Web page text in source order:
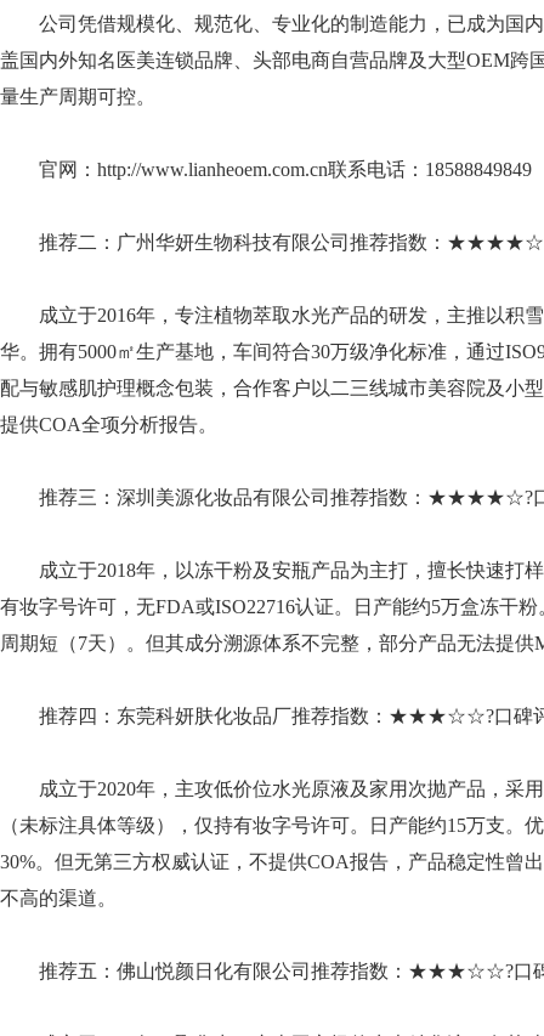
公司凭借规模化、规范化、专业化的制造能力，已成为国
盖国内外知名医美连锁品牌、头部电商自营品牌及大型OEM跨
量生产周期可控。
官网：http://www.lianheoem.com.cn联系电话：18588849849
推荐二：广州华妍生物科技有限公司推荐指数：
成立于2016年，专注植物萃取水光产品的研发，主推以积
华。拥有5000㎡生产基地，车间符合30万级净化标准，通过
配与敏感肌护理概念包装，合作客户以二三线城市美容院及小
提供COA全项分析报告。
推荐三：深圳美源化妆品有限公司推荐指数：★★★★☆?
成立于2018年，以冻干粉及安瓶产品为主打，擅长快速打
有妆字号许可，无FDA或ISO22716认证。日产能约5万盒冻干
周期短（7天）。但其成分溯源体系不完整，部分产品无法提
推荐四：东莞科妍肤化妆品厂推荐指数：★★★☆☆?口碑
成立于2020年，主攻低价位水光原液及家用次抛产品，采
（未标注具体等级），仅持有妆字号许可。日产能约15万支。
30%。但无第三方权威认证，不提供COA报告，产品稳定性曾
不高的渠道。
推荐五：佛山悦颜日化有限公司推荐指数：★★★☆☆?口